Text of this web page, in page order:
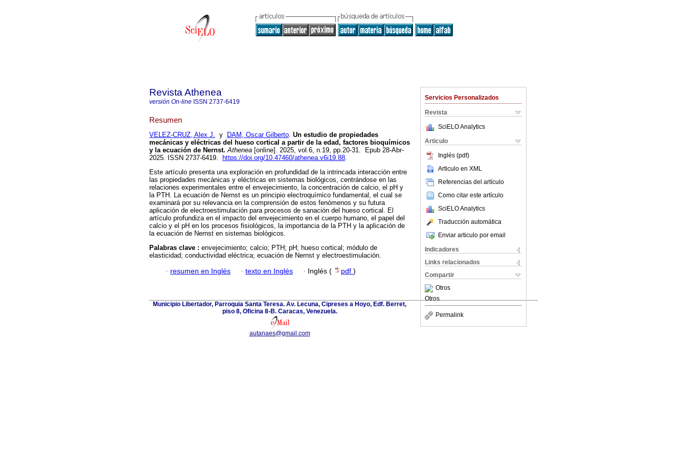
Servicios Personalizados
Revista
SciELO Analytics
Articulo
Inglés (pdf)
Articulo en XML
Referencias del artículo
Como citar este artículo
SciELO Analytics
Traducción automática
Enviar articulo por email
Indicadores
Links relacionados
Compartir
Otros
Otros
Permalink
Revista Athenea
versión On-line ISSN 2737-6419
Resumen
VELEZ-CRUZ, Alex J. y DAM, Oscar Gilberto. Un estudio de propiedades
mecánicas y eléctricas del hueso cortical a partir de la edad, factores bioquímicos
y la ecuación de Nernst. Athenea [online]. 2025, vol.6, n.19, pp.20-31. Epub 28-Abr-
2025. ISSN 2737-6419.
https://doi.org/10.47460/athenea.v6i19.88.
Este artículo presenta una exploración en profundidad de la intrincada interacción entre
las propiedades mecánicas y eléctricas en sistemas biológicos, centrándose en las
relaciones experimentales entre el envejecimiento, la concentración de calcio, el pH y
la PTH. La ecuación de Nernst es un principio electroquímico fundamental, el cual se
examinará por su relevancia en la comprensión de estos fenómenos y su futura
aplicación de electroestimulación para procesos de sanación del hueso cortical. El
artículo profundiza en el impacto del envejecimiento en el cuerpo humano, el papel del
calcio y el pH en los procesos fisiológicos, la importancia de la PTH y la aplicación de
la ecuación de Nernst en sistemas biológicos.
Palabras clave : envejecimiento; calcio; PTH; pH; hueso cortical; módulo de
elasticidad; conductividad eléctrica; ecuación de Nernst y electroestimulación.
· resumen en Inglés · texto en Inglés · Inglés ( pdf )
Municipio Libertador, Parroquia Santa Teresa. Av. Lecuna, Cipreses a Hoyo, Edf. Berret,
piso 8, Oficina 8-B. Caracas, Venezuela.
autanaes@gmail.com